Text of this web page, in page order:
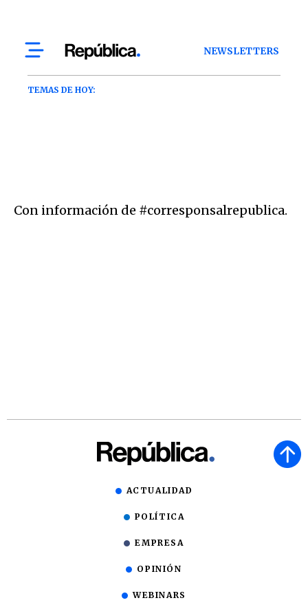
Con información de #corresponsalrepublica.
ACTUALIDAD
POLÍTICA
EMPRESA
OPINIÓN
WEBINARS